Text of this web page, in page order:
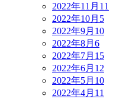
2022年11月 11
2022年10月 5
2022年9月 10
2022年8月 6
2022年7月 15
2022年6月 12
2022年5月 10
2022年4月 11